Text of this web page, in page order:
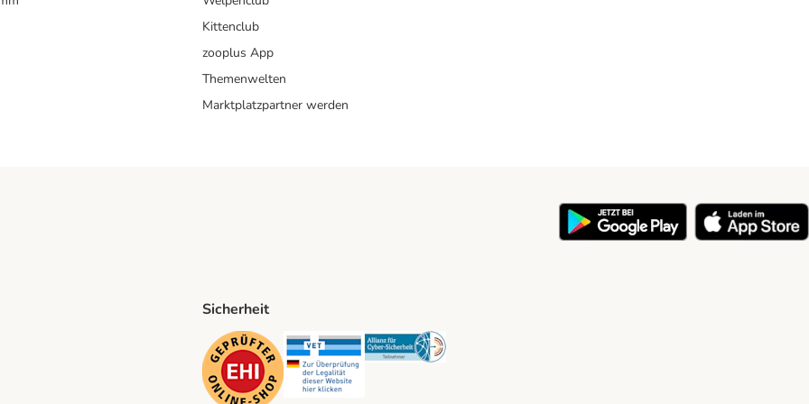
Kittenclub
zooplus App
Themenwelten
Marktplatzpartner werden
Method
Sicherheit
Security Security Security